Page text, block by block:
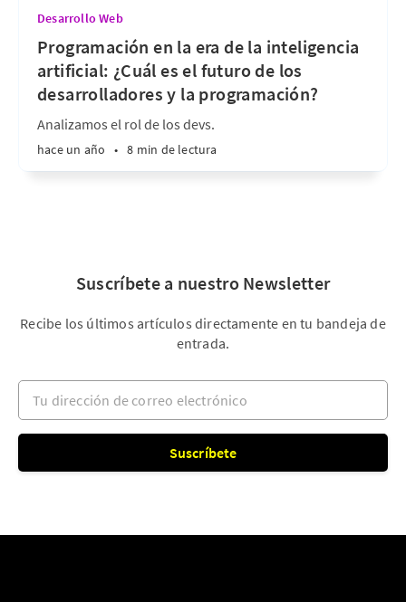
Desarrollo Web
Programación en la era de la inteligencia
artificial: ¿Cuál es el futuro de los
desarrolladores y la programación?
Analizamos el rol de los devs.
hace un año • 8 min de lectura
Suscríbete a nuestro Newsletter
Recibe los últimos artículos directamente en tu bandeja de
entrada.
Tu dirección de correo electrónico
Suscríbete